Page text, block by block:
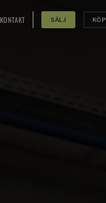
KONTAKT SÄLJ KÖP